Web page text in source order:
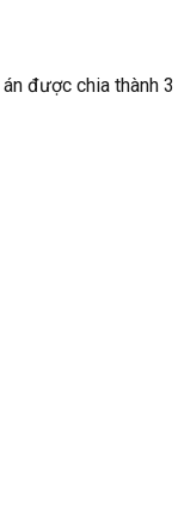
được chia thành 3